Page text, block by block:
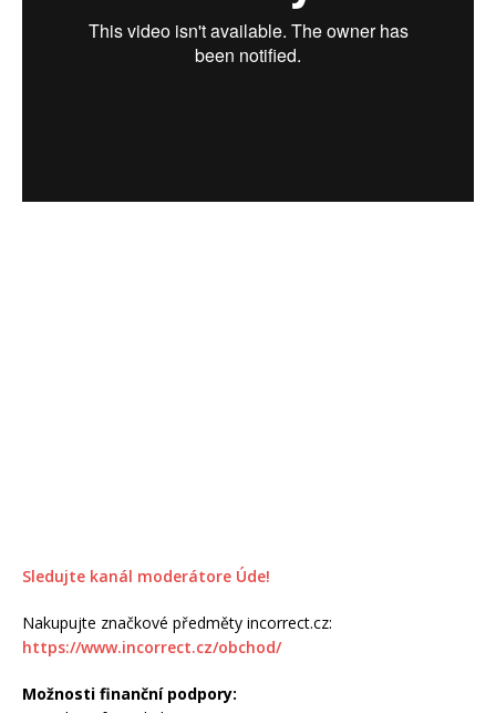
Sledujte kanál moderátore Úde!
Nakupujte značkové předměty incorrect.cz:
https://www.incorrect.cz/obchod/
Možnosti finanční podpory: